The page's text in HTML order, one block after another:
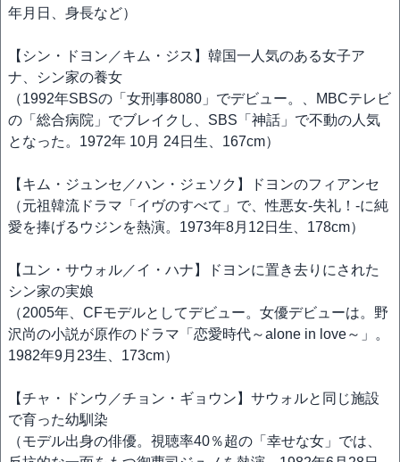
年月日、身長など）
【シン・ドヨン／キム・ジス】韓国一人気のある女子ア
ナ、シン家の養女
（1992年SBSの「女刑事8080」でデビュー。、MBCテレビ
の「総合病院」でブレイクし、SBS「神話」で不動の人気
となった。1972年 10月 24日生、167cm）
【キム・ジュンセ／ハン・ジェソク】ドヨンのフィアンセ
（元祖韓流ドラマ「イヴのすべて」で、性悪女-失礼！-に純
愛を捧げるウジンを熱演。1973年8月12日生、178cm）
【ユン・サウォル／イ・ハナ】ドヨンに置き去りにされた
シン家の実娘
（2005年、CFモデルとしてデビュー。女優デビューは。野
沢尚の小説が原作のドラマ「恋愛時代～alone in love～」。
1982年9月23生、173cm）
【チャ・ドンウ／チョン・ギョウン】サウォルと同じ施設
で育った幼馴染
（モデル出身の俳優。視聴率40％超の「幸せな女」では、